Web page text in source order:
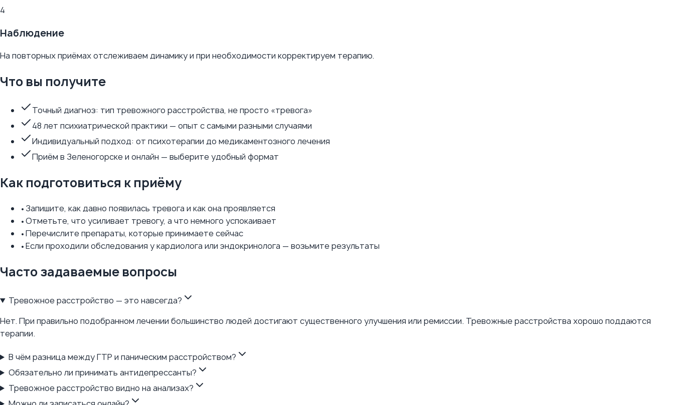
4
Наблюдение
На повторных приёмах отслеживаем динамику и при необходимости корректируем терапию.
Что вы получите
Точный диагноз: тип тревожного расстройства, не просто «тревога»
48 лет психиатрической практики — опыт с самыми разными случаями
Индивидуальный подход: от психотерапии до медикаментозного лечения
Приём в Зеленогорске и онлайн — выберите удобный формат
Как подготовиться к приёму
• Запишите, как давно появилась тревога и как она проявляется
•Отметьте, что усиливает тревогу, а что немного успокаивает
•Перечислите препараты, которые принимаете сейчас
•Если проходили обследования у кардиолога или эндокринолога — возьмите результаты
Часто задаваемые вопросы
Тревожное расстройство — это навсегда?
Нет. При правильно подобранном лечении большинство людей достигают существенного улучшения или ремиссии. Тревожные расстройства хорошо поддаются
терапии.
В чём разница между ГТР и паническим расстройством?
Обязательно ли принимать антидепрессанты?
Тревожное расстройство видно на анализах?